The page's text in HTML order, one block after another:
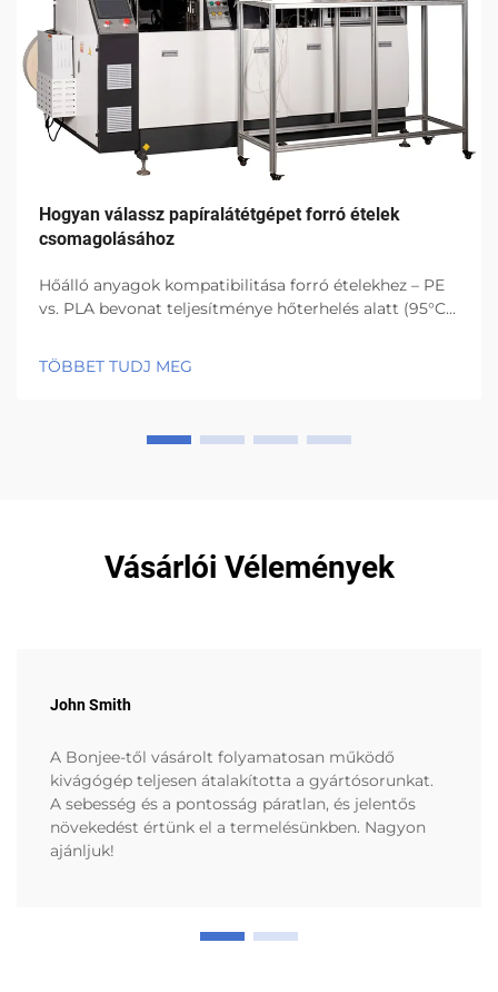
Hogyan válassz papíralátétgépet forró ételek
csomagolásához
Hőálló anyagok kompatibilitása forró ételekhez – PE
vs. PLA bevonat teljesítménye hőterhelés alatt (95°C
maradnak, és nedvességet is kizárnak akkor is, ha a
hőmérséklet 95 fok Celsius felett marad, ami lehetővé
TÖBBET TUDJ MEG
Vásárlói Vélemények
John Smith
A Bonjee-től vásárolt folyamatosan működő
kivágógép teljesen átalakította a gyártósorunkat.
A sebesség és a pontosság páratlan, és jelentős
növekedést értünk el a termelésünkben. Nagyon
ajánljuk!